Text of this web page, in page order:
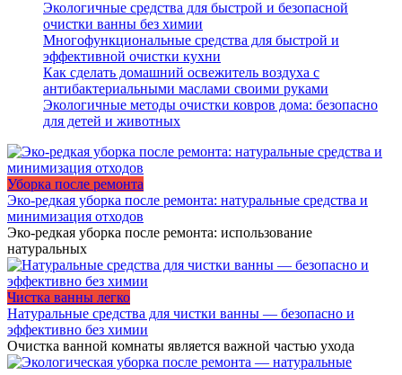
Экологичные средства для быстрой и безопасной
очистки ванны без химии
Многофункциональные средства для быстрой и
эффективной очистки кухни
Как сделать домашний освежитель воздуха с
антибактериальными маслами своими руками
Экологичные методы очистки ковров дома: безопасно
для детей и животных
Уборка после ремонта
Эко-редкая уборка после ремонта: натуральные средства и
минимизация отходов
Эко-редкая уборка после ремонта: использование
натуральных
Чистка ванны легко
Натуральные средства для чистки ванны — безопасно и
эффективно без химии
Очистка ванной комнаты является важной частью ухода